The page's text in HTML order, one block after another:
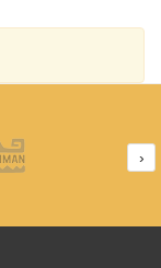
›